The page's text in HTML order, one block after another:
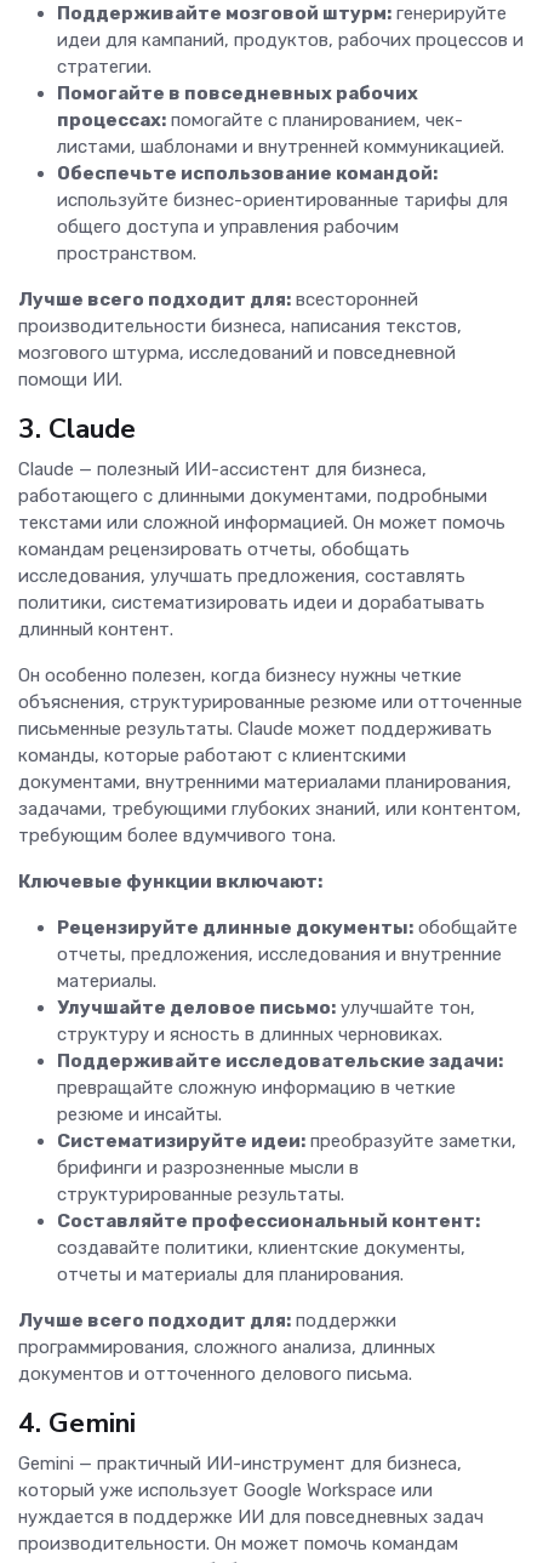
Поддерживайте мозговой штурм: генерируйте
идеи для кампаний, продуктов, рабочих процессов и
стратегии.
Помогайте в повседневных рабочих
процессах: помогайте с планированием, чек-
листами, шаблонами и внутренней коммуникацией.
Обеспечьте использование командой:
используйте бизнес-ориентированные тарифы для
общего доступа и управления рабочим
пространством.
Лучше всего подходит для: всесторонней
производительности бизнеса, написания текстов,
мозгового штурма, исследований и повседневной
помощи ИИ.
3. Claude
Claude — полезный ИИ-ассистент для бизнеса,
работающего с длинными документами, подробными
текстами или сложной информацией. Он может помочь
командам рецензировать отчеты, обобщать
исследования, улучшать предложения, составлять
политики, систематизировать идеи и дорабатывать
длинный контент.
Он особенно полезен, когда бизнесу нужны четкие
объяснения, структурированные резюме или отточенные
письменные результаты. Claude может поддерживать
команды, которые работают с клиентскими
документами, внутренними материалами планирования,
задачами, требующими глубоких знаний, или контентом,
требующим более вдумчивого тона.
Ключевые функции включают:
Рецензируйте длинные документы: обобщайте
отчеты, предложения, исследования и внутренние
материалы.
Улучшайте деловое письмо: улучшайте тон,
структуру и ясность в длинных черновиках.
Поддерживайте исследовательские задачи:
превращайте сложную информацию в четкие
резюме и инсайты.
Систематизируйте идеи: преобразуйте заметки,
брифинги и разрозненные мысли в
структурированные результаты.
Составляйте профессиональный контент:
создавайте политики, клиентские документы,
отчеты и материалы для планирования.
Лучше всего подходит для: поддержки
программирования, сложного анализа, длинных
документов и отточенного делового письма.
4. Gemini
Gemini — практичный ИИ-инструмент для бизнеса,
который уже использует Google Workspace или
нуждается в поддержке ИИ для повседневных задач
производительности. Он может помочь командам